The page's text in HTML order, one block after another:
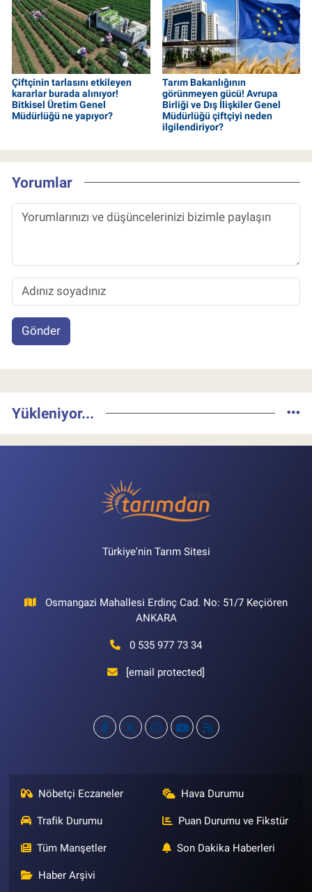
Çiftçinin tarlasını etkileyen
kararlar burada alınıyor!
Bitkisel Üretim Genel
Müdürlüğü ne yapıyor?
Tarım Bakanlığının
görünmeyen gücü! Avrupa
Birliği ve Dış İlişkiler Genel
Müdürlüğü çiftçiyi neden
ilgilendiriyor?
Yorumlar
Gönder
Yükleniyor...
Türkiye'nin Tarım Sitesi
Osmangazi Mahallesi Erdinç Cad. No: 51/7 Keçiören
ANKARA
0 535 977 73 34
[email protected]
Nöbetçi Eczaneler Hava Durumu
Trafik Durumu Puan Durumu ve Fikstür
Tüm Manşetler Son Dakika Haberleri
Haber Arşivi